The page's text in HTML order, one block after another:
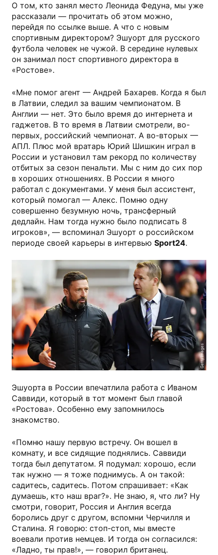
О том, кто занял место Леонида Федуна, мы уже
рассказали — прочитать об этом можно,
перейдя по ссылке выше. А что с новым
спортивным директором? Эшуорт для русского
футбола человек не чужой. В середине нулевых
он занимал пост спортивного директора в
«Ростове».
«Мне помог агент — Андрей Бахарев. Когда я был
в Латвии, следил за вашим чемпионатом. В
Англии — нет. Это было время до интернета и
гаджетов. В то время в Латвии смотрели, во-
первых, российский чемпионат. А во-вторых —
АПЛ. Плюс мой вратарь Юрий Шишкин играл в
России и установил там рекорд по количеству
отбитых за сезон пенальти. Мы с ним до сих пор
в хороших отношениях. В России я много
работал с документами. У меня был ассистент,
который помогал — Алекс. Помню одну
совершенно безумную ночь, трансферный
дедлайн. Нам тогда нужно было подписать 8
игроков», — вспоминал Эшуорт о российском
периоде своей карьеры в интервью Sport24.
Getty Images
Эшуорта в России впечатлила работа с Иваном
Саввиди, который в тот момент был главой
«Ростова». Особенно ему запомнилось
знакомство.
«Помню нашу первую встречу. Он вошел в
комнату, и все сидящие поднялись. Саввиди
тогда был депутатом. Я подумал: хорошо, если
так нужно — я тоже поднимусь. А он такой:
садитесь, садитесь. Потом спрашивает: «Как
думаешь, кто наш враг?». Не знаю, я, что ли? Ну
смотри, говорит, Россия и Англия всегда
боролись друг с другом, вспомни Черчилля и
Сталина. Я говорю: стоп-стоп, мы вместе
воевали против немцев. И тогда он согласился:
«Ладно, ты прав!», — говорил британец.